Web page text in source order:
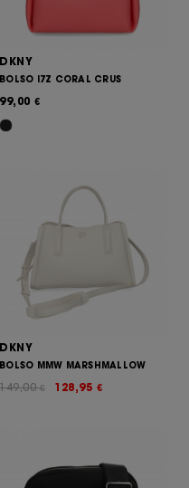
DKNY
BOLSO I7Z CORAL CRUS
99,00 €
DKNY
BOLSO MMW MARSHMALLOW
128,95 €
149,00€